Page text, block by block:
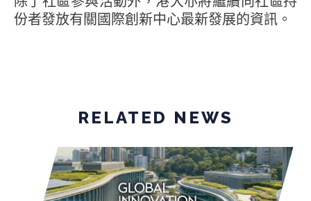
份者發放有關國際創新中心最新發展的資訊。
RELATED NEWS